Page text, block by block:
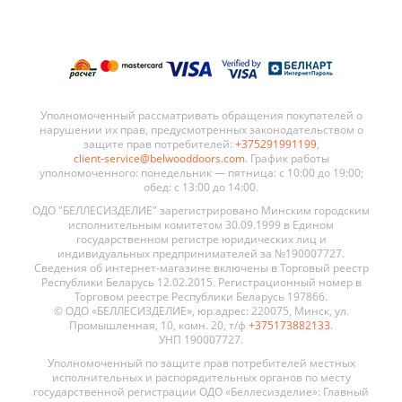
Уполномоченный рассматривать обращения покупателей о
нарушении их прав, предусмотренных законодательством о
защите прав потребителей: +375291991199,
client-service@belwooddoors.com. График работы
уполномоченного: понедельник — пятница: с 10:00 до 19:00;
обед: с 13:00 до 14:00.
ОДО "БЕЛЛЕСИЗДЕЛИЕ" зарегистрировано Минским городским
исполнительным комитетом 30.09.1999 в Едином
государственном регистре юридических лиц и
индивидуальных предпринимателей за №190007727.
Сведения об интернет-магазине включены в Торговый реестр
Республики Беларусь 12.02.2015. Регистрационный номер в
Торговом реестре Республики Беларусь 197866.
© ОДО «БЕЛЛЕСИЗДЕЛИЕ», юр.адрес: 220075, Минск, ул.
Промышленная, 10, комн. 20, т/ф +375173882133.
УНП 190007727.
Уполномоченный по защите прав потребителей местных
исполнительных и распорядительных органов по месту
государственной регистрации ОДО «Беллесизделие»: Главный